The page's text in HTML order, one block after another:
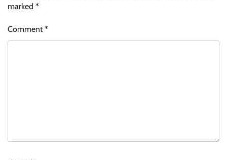
marked *
Comment*